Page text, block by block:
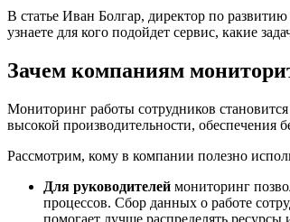
В статье Иван Болгар, директор по развитию
узнаете для кого подойдет сервис, какие
Зачем компаниям
Мониторинг работы сотрудников
высокой производительности, обеспечения
Рассмотрим, кому в компании полезно
Для руководителей мониторинг
процессов. Сбор данных о работе
помогает лучше распределять